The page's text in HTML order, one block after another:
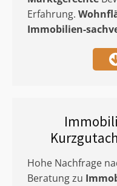
Erfahrung.
Immobilien-
Hohe Nachfrage
Beratung zu